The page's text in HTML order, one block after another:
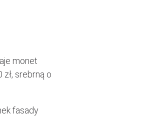
monet
srebrną o
fasady